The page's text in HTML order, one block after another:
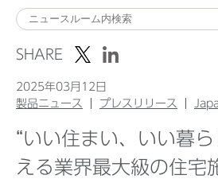
ニ
ュ
Top
SHARE
2025年03月12日
製品ニュース
プレスリリース
“いい住まい、いい暮
える業界最大級の住宅